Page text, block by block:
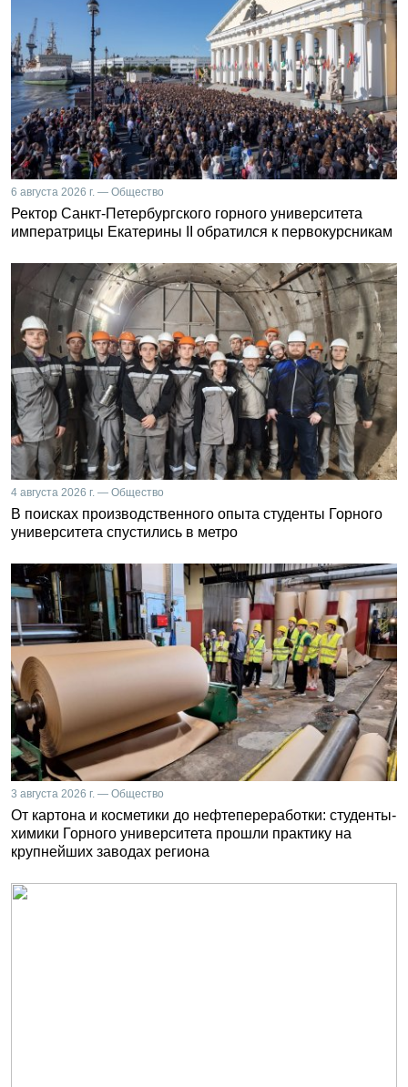
6 августа 2026 г. — Общество
Ректор Санкт-Петербургского горного университета
императрицы Екатерины II обратился к первокурсникам
4 августа 2026 г. — Общество
В поисках производственного опыта студенты Горного
университета спустились в метро
3 августа 2026 г. — Общество
От картона и косметики до нефтепереработки: студенты-
химики Горного университета прошли практику на
крупнейших заводах региона